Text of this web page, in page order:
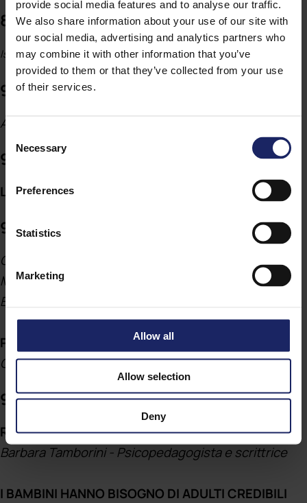
provide social media features and to analyse our traffic.
We also share information about your use of our site with
our social media, advertising and analytics partners who
may combine it with other information that you’ve
provided to them or that they’ve collected from your use
of their services.
Selection
Necessary
Preferences
Statistics
Marketing
Allow all
Allow selection
Deny
Importante per questo fare rete tra le varie
agenzie educative del territorio e discutere di
tematiche forti come quelle appunto che
vengono trattate oggi e riuscire a innescare una
coesione che permetterà ai nostri bambini e ai
positivo, quindi il comune ringrazia la famiglia
Daina perché offre ai territori circostanti una
formazione di altissimo livello con persone
veramente illustri nell'ambito.
8.30 – 9.00
Iscrizioni al Convegno
9.00 – 9.15
Apertura del Convegno - Pietro Daina
9.45 – 10.00
LETTURA TEATRALE
9.15 – 9.30
Con Stefano Mecca (attore)
Matilde Facheris (attrice)
Euridice Pezzotta (flautista)
Presidente di seduta:
Casimiro Corna
9.30 – 10.50
Relatrice:
Barbara Tamborini - Psicopedagogista e scrittrice
I BAMBINI HANNO BISOGNO DI ADULTI CREDIBILI